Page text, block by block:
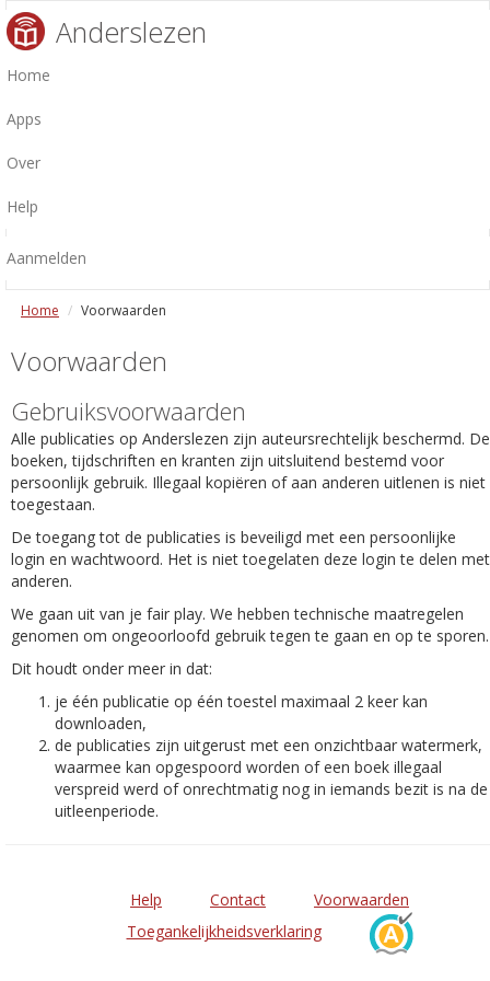
Anderslezen
Home
Apps
Over
Help
Aanmelden
Home Voorwaarden
Voorwaarden
Gebruiksvoorwaarden
Alle publicaties op Anderslezen zijn auteursrechtelijk beschermd. De
boeken, tijdschriften en kranten zijn uitsluitend bestemd voor
persoonlijk gebruik. Illegaal kopiëren of aan anderen uitlenen is niet
toegestaan.
De toegang tot de publicaties is beveiligd met een persoonlijke
login en wachtwoord. Het is niet toegelaten deze login te delen met
anderen.
We gaan uit van je fair play. We hebben technische maatregelen
genomen om ongeoorloofd gebruik tegen te gaan en op te sporen.
Dit houdt onder meer in dat:
je één publicatie op één toestel maximaal 2 keer kan
downloaden,
de publicaties zijn uitgerust met een onzichtbaar watermerk,
waarmee kan opgespoord worden of een boek illegaal
verspreid werd of onrechtmatig nog in iemands bezit is na de
uitleenperiode.
Help Contact
Voorwaarden
Toegankelijkheidsverklaring